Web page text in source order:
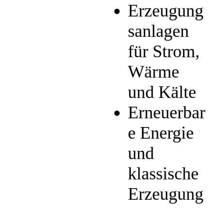
Erzeugung
sanlagen
für Strom,
Wärme
und Kälte
Erneuerbar
e Energie
und
klassische
Erzeugung